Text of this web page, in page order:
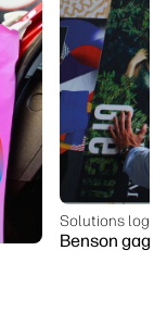
Solutions
Benson